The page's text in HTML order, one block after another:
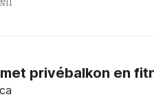
privébalkon en